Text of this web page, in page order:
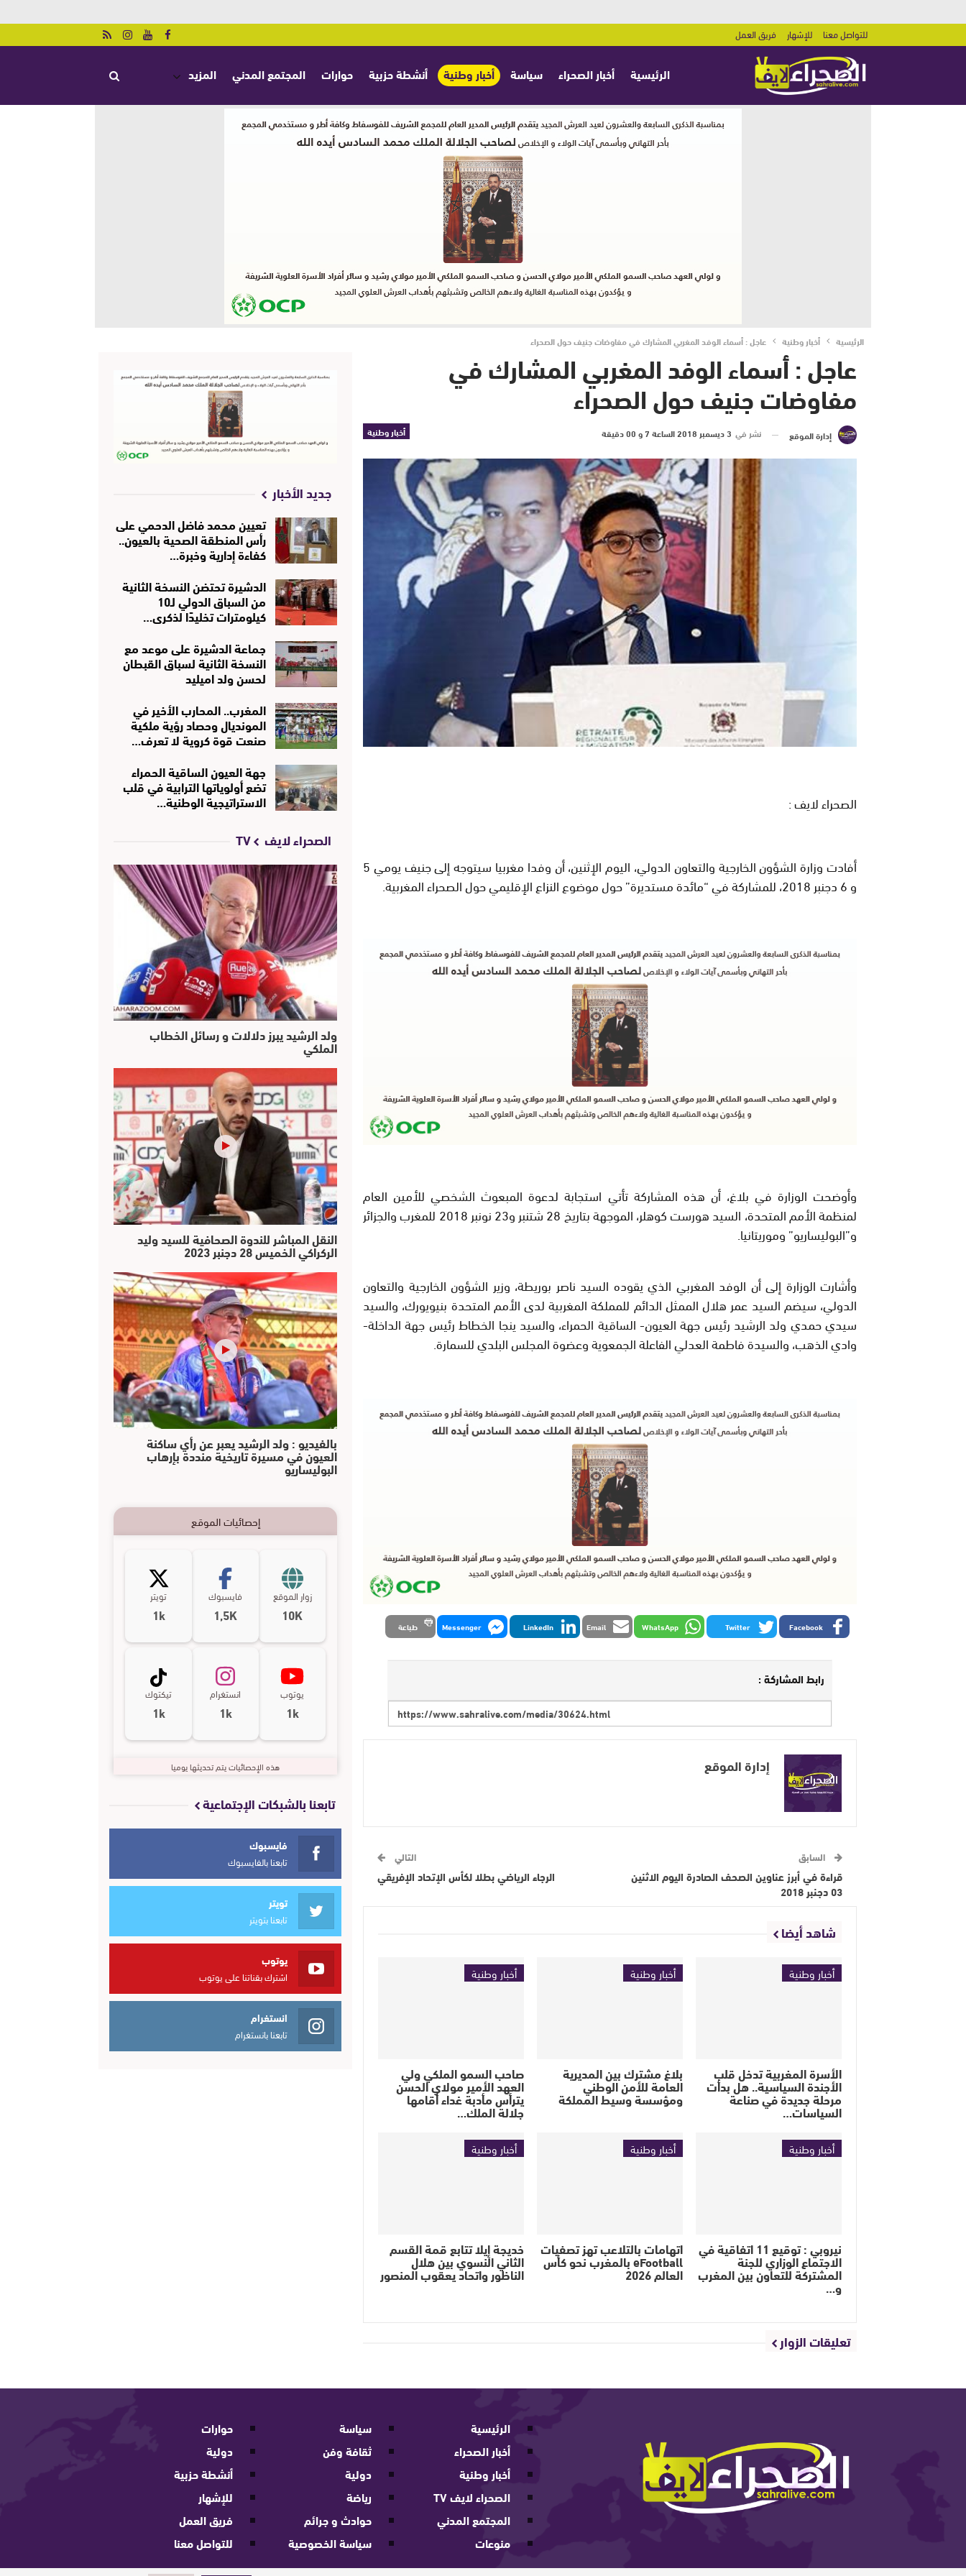
للتواصل معنا للإشهار فريق العمل
الرئيسية أخبار الصحراء سياسة أخبار وطنية أنشطة حزبية حوارات المجتمع المدني المزيد
الرئيسية أخبار وطنية عاجل : أسماء الوفد المغربي المشارك في مفاوضات جنيف حول الصحراء
عاجل : أسماء الوفد المغربي المشارك في
مفاوضات جنيف حول الصحراء
أخبار وطنية إدارة الموقع نشر في 3 ديسمبر 2018 الساعة 7 و 00 دقيقة
الصحراء لايف :
أفادت وزارة الشؤون الخارجية والتعاون الدولي، اليوم الإثنين، أن وفدا مغربيا سيتوجه إلى جنيف يومي 5
و 6 دجنبر 2018، للمشاركة في “مائدة مستديرة” حول موضوع النزاع الإقليمي حول الصحراء المغربية.
وأوضحت الوزارة في بلاغ، أن هذه المشاركة تأتي استجابة لدعوة المبعوث الشخصي للأمين العام
لمنظمة الأمم المتحدة، السيد هورست كوهلر، الموجهة بتاريخ 28 شتنبر و23 نونبر 2018 للمغرب والجزائر
و”البوليساريو” وموريتانيا.
وأشارت الوزارة إلى أن الوفد المغربي الذي يقوده السيد ناصر بوريطة، وزير الشؤون الخارجية والتعاون
الدولي، سيضم السيد عمر هلال الممثل الدائم للمملكة المغربية لدى الأمم المتحدة بنيويورك، والسيد
سيدي حمدي ولد الرشيد رئيس جهة العيون- الساقية الحمراء، والسيد ينجا الخطاط رئيس جهة الداخلة-
وادي الذهب، والسيدة فاطمة العدلي الفاعلة الجمعوية وعضوة المجلس البلدي للسمارة.
Facebook
Twitter
WhatsApp
Email
LinkedIn
Messenger طباعة
رابط المشاركة :
إدارة الموقع
السابق
قراءة في أبرز عناوين الصحف الصادرة اليوم الاثنين
03 دجنبر 2018
التالي
الرجاء الرياضي بطلا لكأس الإتحاد الإفريقي
شاهد أيضا
أخبار وطنية
الأسرة المغربية تدخل قلب
الأجندة السياسية.. هل بدأت
مرحلة جديدة في صناعة
السياسات…
أخبار وطنية
بلاغ مشترك بين المديرية
العامة للأمن الوطني
ومؤسسة وسيط المملكة
أخبار وطنية
صاحب السمو الملكي ولي
العهد الأمير مولاي الحسن
يترأس مأدبة غداء أقامها
جلالة الملك…
أخبار وطنية
نيروبي : توقيع 11 اتفاقية في
الاجتماع الوزاري للجنة
المشتركة للتعاون بين المغرب
و…
أخبار وطنية
اتهامات بالتلاعب تهز تصفيات
eFootball بالمغرب نحو كأس
العالم 2026
أخبار وطنية
خديجة إيلا تتابع قمة القسم
الثاني النسوي بين هلال
الناظور واتحاد يعقوب المنصور
تعليقات الزوار
جديد الأخبار
تعيين محمد فاضل الدحمي على
رأس المنطقة الصحية بالعيون..
كفاءة إدارية وخبرة…
الدشيرة تحتضن النسخة الثانية
من السباق الدولي لـ10
كيلومترات تخليدًا لذكرى…
جماعة الدشيرة على موعد مع
النسخة الثانية لسباق القبطان
لحسن ولد اميليد
المغرب.. المحارب الأخير في
المونديال وحصاد رؤية ملكية
صنعت قوة كروية لا تعرف…
جهة العيون الساقية الحمراء
تضع أولوياتها الترابية في قلب
الاستراتيجية الوطنية…
الصحراء لايف TV
ولد الرشيد يبرز دلالات و رسائل الخطاب
الملكي
النقل المباشر للندوة الصحافية للسيد وليد
الركراكي الخميس 28 دجنبر 2023
بالفيديو : ولد الرشيد يعبر عن رأي ساكنة
العيون في مسيرة تاريخية منددة بإرهاب
البوليساريو
إحصائيات الموقع
زوار الموقع
10K
فايسبوك
1,5K
تويتر
1k
يوتوب
1k
انستغرام
1k
تيكتوك
1k
هذه الإحصائيات يتم تحديثها يوميا
تابعنا بالشبكات الإجتماعية
فايسبوك
تابعنا بالفايسبوك
تويتر
تابعنا بتويتر
يوتوب
اشترك بقناتنا على يوتوب
انستغرام
تابعنا بانستغرام
الرئيسية
أخبار الصحراء
أخبار وطنية
الصحراء لايف TV
المجتمع المدني
منوعات
سياسة
ثقافة وفن
دولية
رياضة
حوادث و جرائم
سياسة الخصوصية
حوارات
دولية
أنشطة حزبية
للإشهار
فريق العمل
للتواصل معنا